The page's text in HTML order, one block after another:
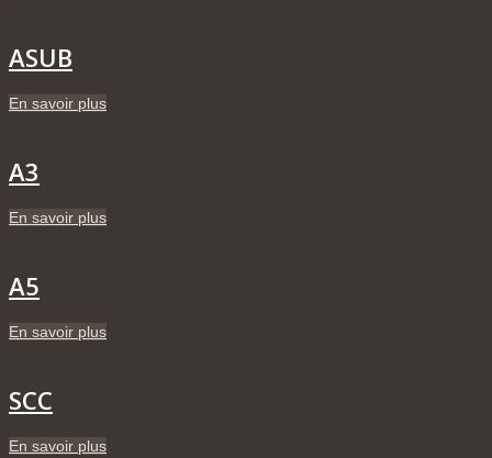
ASUB
En savoir plus
A3
En savoir plus
A5
En savoir plus
SCC
En savoir plus